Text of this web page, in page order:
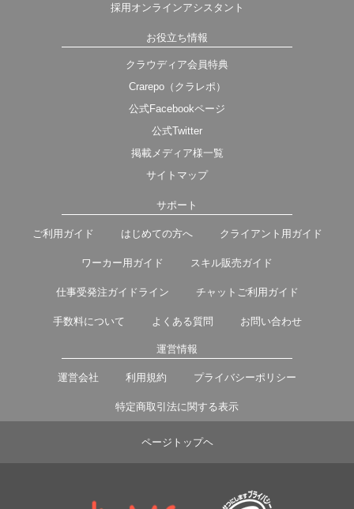
採用オンラインアシスタント
お役立ち情報
クラウディア会員特典
Crarepo（クラレポ）
公式Facebookページ
公式Twitter
掲載メディア様一覧
サイトマップ
サポート
ご利用ガイド はじめての方へ クライアント用ガイド
ワーカー用ガイド スキル販売ガイド
仕事受発注ガイドライン チャットご利用ガイド
手数料について よくある質問 お問い合わせ
運営情報
運営会社 利用規約 プライバシーポリシー
特定商取引法に関する表示
ページトップヘ